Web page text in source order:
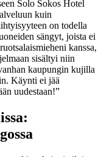
Solo Sokos Hotel
kuin
on todella
sängyt, joista ei
kanssa,
sisältyi niin
kaupungin kujilla
Käynti ei jää
uudestaan!”